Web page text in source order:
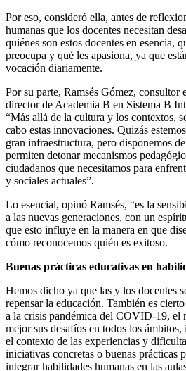
Por eso, consideró ella, antes de
humanas que los docentes necesitan
quiénes son estos docentes en esencia,
preocupa y qué les apasiona, ya que
vocación diariamente.
Por su parte, Ramsés Gómez,
director de Academia B en Sistema B
“Más allá de la cultura y los contextos,
cabo estas innovaciones. Quizás
gran infraestructura, pero disponemos
permiten detonar mecanismos
ciudadanos que necesitamos para
y sociales actuales”.
Lo esencial, opinó Ramsés, “es la
a las nuevas generaciones, con un
que esto influye en la manera en que
cómo reconocemos quién es exitoso.
Buenas prácticas educativas en
Hemos dicho ya que las y los docentes
repensar la educación. También es
a la crisis pandémica del COVID-19, el
mejor sus desafíos en todos los
el contexto de las experiencias y
iniciativas concretas o buenas prácticas
integrar habilidades humanas en las